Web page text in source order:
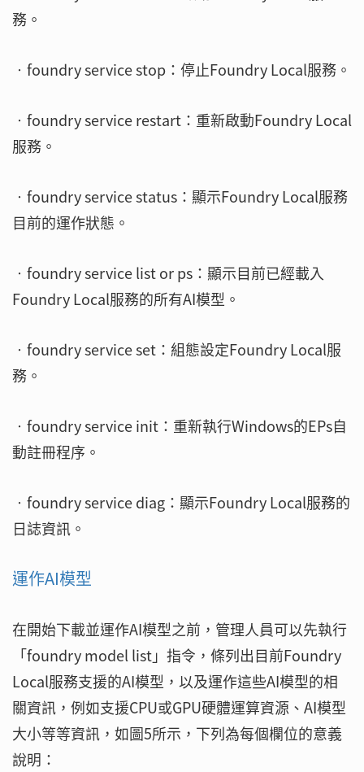
務。
‧foundry service stop：停止Foundry Local服務。
‧foundry service restart：重新啟動Foundry Local
服務。
‧foundry service status：顯示Foundry Local服務
目前的運作狀態。
‧foundry service list or ps：顯示目前已經載入
Foundry Local服務的所有AI模型。
‧foundry service set：組態設定Foundry Local服
務。
‧foundry service init：重新執行Windows的EPs自
動註冊程序。
‧foundry service diag：顯示Foundry Local服務的
日誌資訊。
運作AI模型
在開始下載並運作AI模型之前，管理人員可以先執行
「foundry model list」指令，條列出目前Foundry
Local服務支援的AI模型，以及運作這些AI模型的相
關資訊，例如支援CPU或GPU硬體運算資源、AI模型
大小等等資訊，如圖5所示，下列為每個欄位的意義
說明：